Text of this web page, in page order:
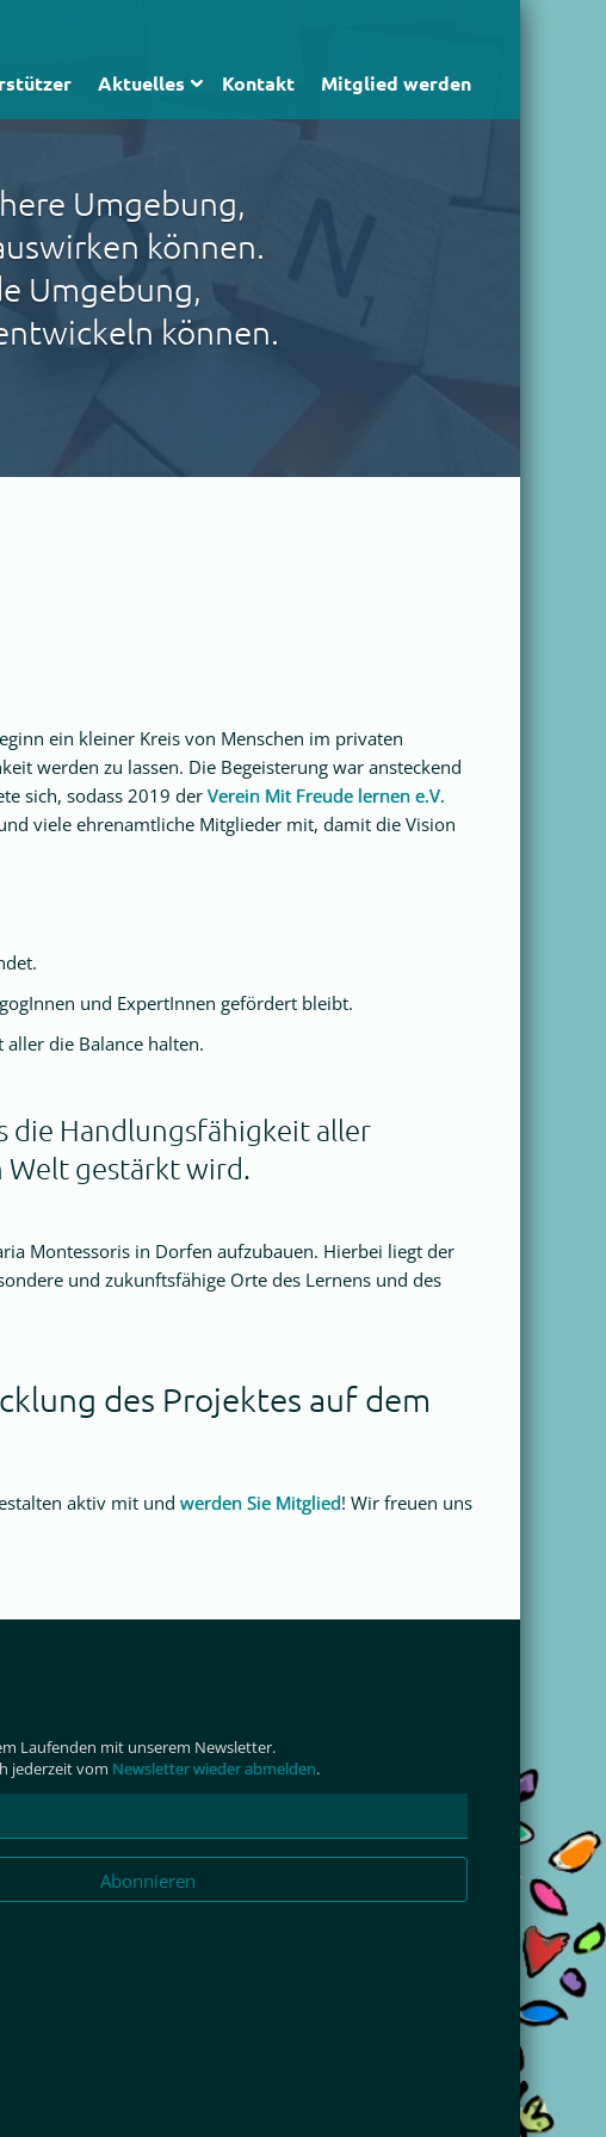
Aktuelles Kontakt Mitglied werden
Umgebung,
können.
Umgebung,
können.
ein kleiner Kreis von Menschen im privaten
werden zu lassen. Die Begeisterung war ansteckend
sich, sodass 2019 der Verein Mit Freude lernen e.V.
viele ehrenamtliche Mitglieder mit, damit die Vision
und ExpertInnen gefördert bleibt.
die Balance halten.
die Handlungsfähigkeit aller
gestärkt wird.
Montessoris in Dorfen aufzubauen. Hierbei liegt der
und zukunftsfähige Orte des Lernens und des
des Projektes auf dem
aktiv mit und werden Sie Mitglied! Wir freuen uns
Laufenden mit unserem Newsletter.
jederzeit vom Newsletter wieder abmelden.
Abonnieren